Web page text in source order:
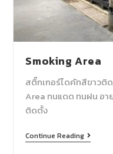
Smoking Area
สติ๊กเกอร์ไดคัทสีขาวติ
Area ทนแดด ทนฝน อ
ติดตั้ง
Continue Reading